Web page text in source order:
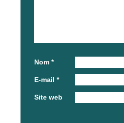
Nom *
E-mail *
Site web